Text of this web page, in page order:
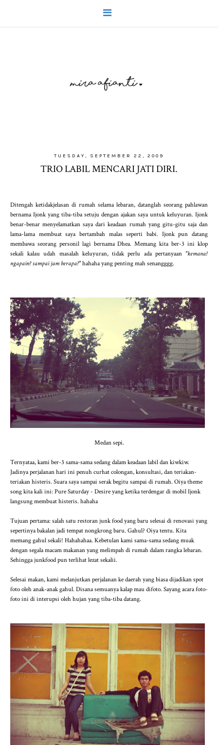
TUESDAY, SEPTEMBER 22, 2009
TRIO LABIL MENCARI JATI DIRI.
Ditengah ketidakjelasan di rumah selama lebaran, datanglah seorang pahlawan
bernama Ijonk yang tiba-tiba setuju dengan ajakan saya untuk keluyuran. Ijonk
benar-benar menyelamatkan saya dari keadaan rumah yang gitu-gitu saja dan
lama-lama membuat saya bertambah malas seperti babi. Ijonk pun datang
membawa seorang personil lagi bernama Dhea. Memang kita ber-3 ini klop
sekali kalau udah masalah keluyuran, tidak perlu ada pertanyaan "kemana?
ngapain? sampai jam berapa?"hahaha yang penting mah senangggg.
Medan sepi.
Ternyataa, kami ber-3 sama-sama sedang dalam keadaan labil dan kiwkiw.
Jadinya perjalanan hari ini penuh curhat colongan, konsultasi, dan teriakan-
teriakan histeris. Suara saya sampai serak begitu sampai di rumah. Oiya theme
song kita kali ini: Pure Saturday - Desire yang ketika terdengar di mobil Ijonk
langsung membuat histeris. hahaha
Tujuan pertama: salah satu restoran junk food yang baru selesai di renovasi yang
sepertinya bakalan jadi tempat nongkrong baru. Gahul? Oiya tentu. Kita
memang gahul sekali! Hahahahaa. Kebetulan kami sama-sama sedang muak
dengan segala macam makanan yang melimpah di rumah dalam rangka lebaran.
Sehingga junkfood pun terlihat lezat sekalii.
Selesai makan, kami melanjutkan perjalanan ke daerah yang biasa dijadikan spot
foto oleh anak-anak gahul. Disana semuanya kalap mau difoto. Sayang acara foto-
foto ini di interupsi oleh hujan yang tiba-tiba datang.